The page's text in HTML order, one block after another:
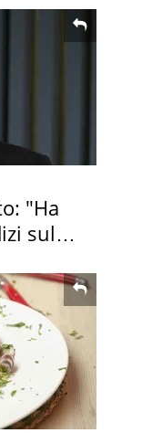
"Ha
sul